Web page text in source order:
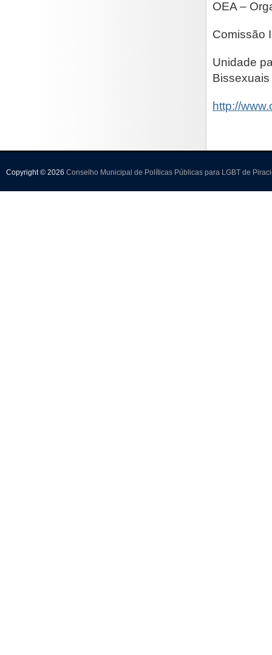
OEA –
Comissão
Unidade
http://
Copyright © 2026 Conselho Municipal de Políticas Públicas para LGBT de